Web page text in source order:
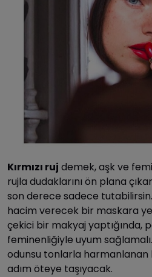
Kırmızı ruj demek, aşk ve
rujla dudaklarını ön plana
son derece sadece
hacim verecek bir maskara
çekici bir makyaj yaptığında,
feminenliğiyle uyum
odunsu tonlarla harmanlanan
adım öteye taşıyacak.